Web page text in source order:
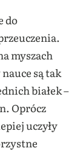
do
myszach
są tak
białek –
Oprócz
uczyły